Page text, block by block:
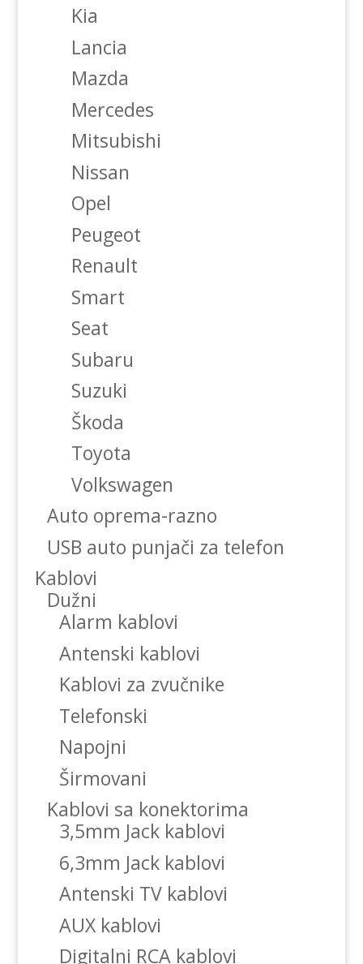
Kia
Lancia
Mazda
Mercedes
Mitsubishi
Nissan
Opel
Peugeot
Renault
Smart
Seat
Subaru
Suzuki
Škoda
Toyota
Volkswagen
Auto oprema-razno
USB auto punjači za telefon
Kablovi
Dužni
Alarm kablovi
Antenski kablovi
Kablovi za zvučnike
Telefonski
Napojni
Širmovani
Kablovi sa konektorima
3,5mm Jack kablovi
6,3mm Jack kablovi
Antenski TV kablovi
AUX kablovi
Digitalni RCA kablovi